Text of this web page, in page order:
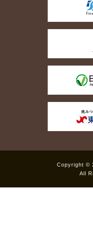
Copyright ©
All